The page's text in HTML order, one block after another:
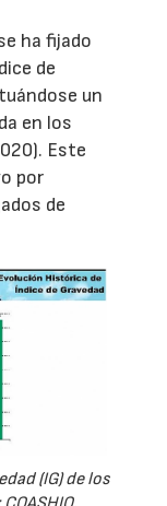
ha fijado
de
un
en los
Este
por
de
(IG) de los